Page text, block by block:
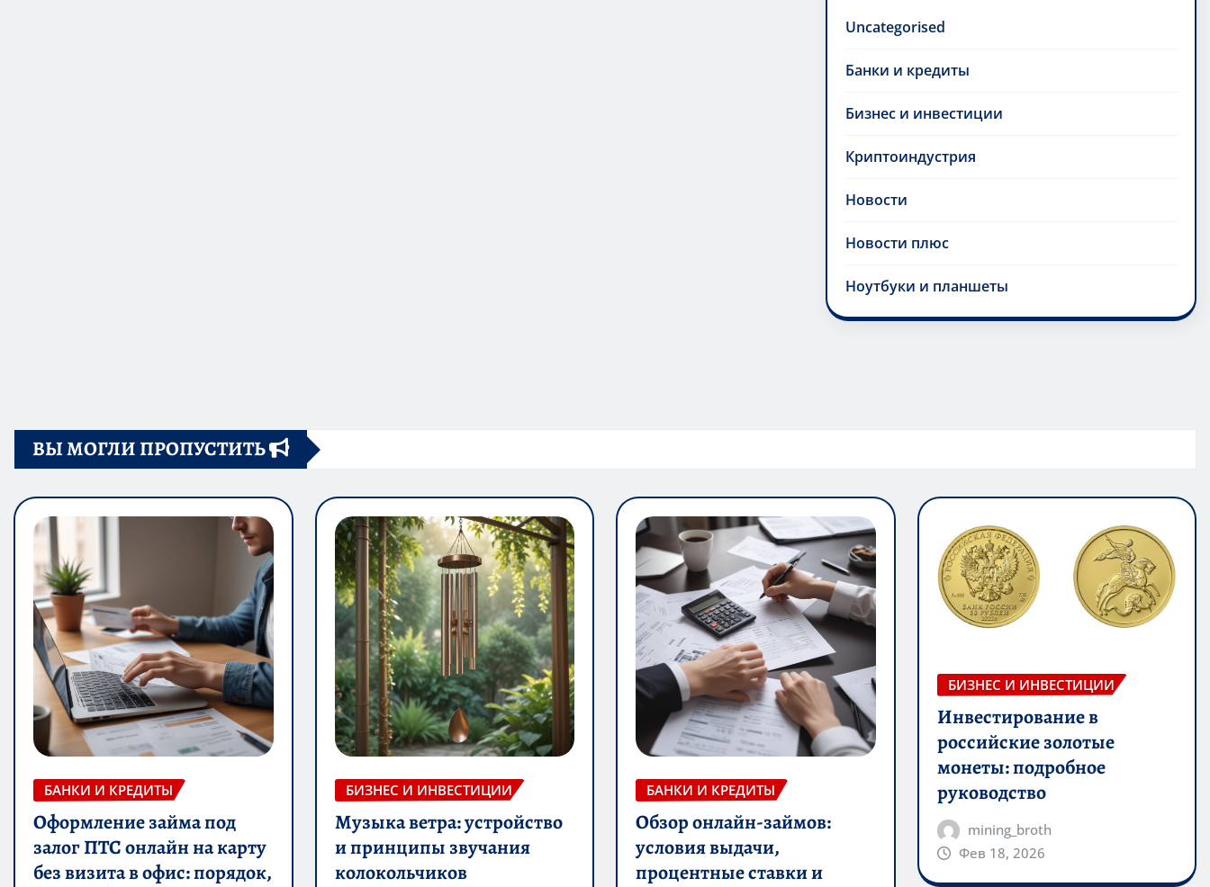
Uncategorised
Банки и кредиты
Бизнес и инвестиции
Криптоиндустрия
Новости
Новости плюс
Ноутбуки и планшеты
ВЫ МОГЛИ ПРОПУСТИТЬ
БАНКИ И КРЕДИТЫ
Оформление займа под
залог ПТС онлайн на карту
без визита в офис: порядок,
БИЗНЕС И ИНВЕСТИЦИИ
Музыка ветра: устройство
и принципы звучания
колокольчиков
БАНКИ И КРЕДИТЫ
Обзор онлайн-займов:
условия выдачи,
процентные ставки и
БИЗНЕС И ИНВЕСТИЦИИ
Инвестирование в
российские золотые
монеты: подробное
руководство
mining_broth
Фев 18, 2026